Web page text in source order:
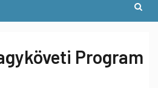
Program